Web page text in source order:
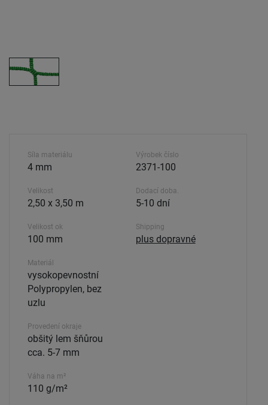
Síla materiálu
4 mm
Velikost
2,50 x 3,50 m
Velikost ok
100 mm
Materiál
vysokopevnostní
Polypropylen, bez
uzlu
Provedení okraje
obšitý lem šňůrou
cca. 5-7 mm
Váha na m²
110 g/m²
Výrobek číslo
2371-100
Dodací doba.
5-10 dní
Shipping
plus dopravné